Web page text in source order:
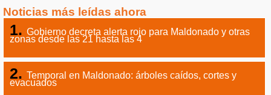
Noticias más leídas ahora
Gobierno decreta alerta rojo para Maldonado y otras
zonas desde las 21 hasta las 4
Temporal en Maldonado: árboles caídos, cortes y
evacuados